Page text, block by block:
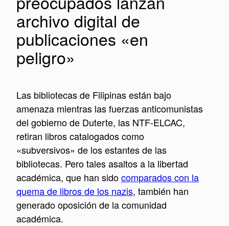
archivo digital de
publicaciones «en
peligro»
Las bibliotecas de Filipinas están bajo
amenaza mientras las fuerzas anticomunistas
del gobierno de Duterte, las NTF-ELCAC,
retiran libros catalogados como
«subversivos» de los estantes de las
bibliotecas. Pero tales asaltos a la libertad
académica, que han sidocomparados con la
quema de libros de los nazis, también han
generado oposición de la comunidad
académica.